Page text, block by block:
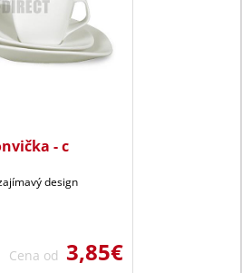
- c
design
Cena od 3,85€